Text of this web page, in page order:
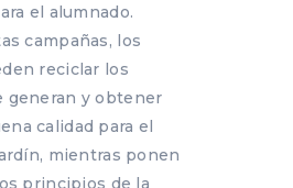
el alumnado.
campañas, los
reciclar los
generan y obtener
calidad para el
mientras ponen
principios de la